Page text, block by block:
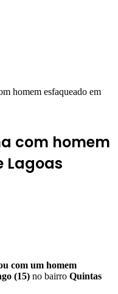
homem esfaqueado em
com homem
Lagoas
com um homem
(15) no bairro Quintas